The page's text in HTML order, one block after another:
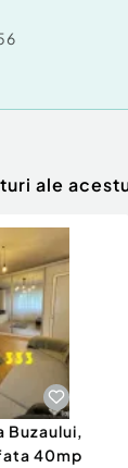
ale
Buzaului,
40mp